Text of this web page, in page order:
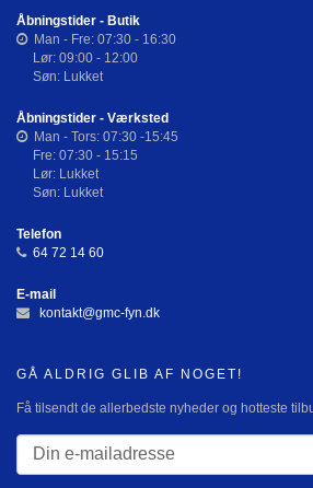
Åbningstider - Butik
Man - Fre: 07:30 - 16:30
Lør: 09:00 - 12:00
Søn: Lukket
Åbningstider - Værksted
Man - Tors: 07:30 -15:45
Fre: 07:30 - 15:15
Lør: Lukket
Søn: Lukket
Telefon
64 72 14 60
E-mail
kontakt@gmc-fyn.dk
GÅ ALDRIG GLIB AF NOGET!
Få tilsendt de allerbedste nyheder og hotteste